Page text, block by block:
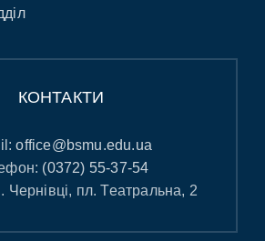
КОНТАКТИ
office@bsmu.edu.ua
(0372) 55-37-54
Чернівці, пл. Театральна, 2